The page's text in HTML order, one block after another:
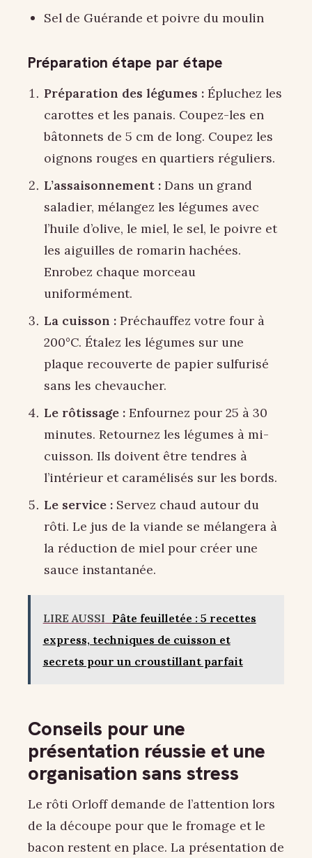
Sel de Guérande et poivre du moulin
Préparation étape par étape
Préparation des légumes :Épluchez les
carottes et les panais. Coupez-les en
bâtonnets de 5 cm de long. Coupez les
oignons rouges en quartiers réguliers.
L’assaisonnement :Dans un grand
saladier, mélangez les légumes avec
l’huile d’olive, le miel, le sel, le poivre et
les aiguilles de romarin hachées.
Enrobez chaque morceau
uniformément.
La cuisson :Préchauffez votre four à
200°C. Étalez les légumes sur une
plaque recouverte de papier sulfurisé
sans les chevaucher.
Le rôtissage :Enfournez pour 25 à 30
minutes. Retournez les légumes à mi-
cuisson. Ils doivent être tendres à
l’intérieur et caramélisés sur les bords.
Le service :Servez chaud autour du
rôti. Le jus de la viande se mélangera à
la réduction de miel pour créer une
sauce instantanée.
LIRE AUSSI Pâte feuilletée : 5 recettes
express, techniques de cuisson et
secrets pour un croustillant parfait
Conseils pour une
présentation réussie et une
organisation sans stress
Le rôti Orloff demande de l’attention lors
de la découpe pour que le fromage et le
bacon restent en place. La présentation de